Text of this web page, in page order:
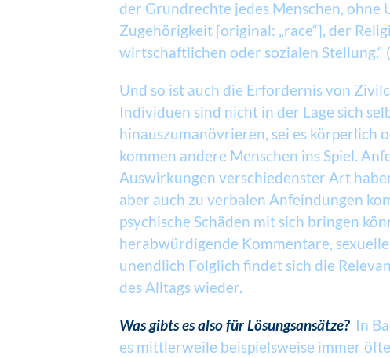
der Grundrechte jedes Menschen, ohne
Zugehörigkeit [original: „race“], der
wirtschaftlichen oder sozialen Stellung.“
Und so ist auch die Erfordernis von
Individuen sind nicht in der Lage sich
hinauszumanövrieren, sei es körperlich
kommen andere Menschen ins Spiel.
Auswirkungen verschiedenster Art
aber auch zu verbalen Anfeindungen
psychische Schäden mit sich bringen
herabwürdigende Kommentare,
unendlich Folglich findet sich die
des Alltags wieder.
Was gibts es also für Lösungsansätze? In
es mittlerweile beispielsweise immer